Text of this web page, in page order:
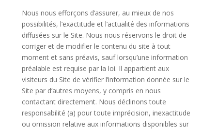
Nous nous efforçons d’assurer, au mieux de nos
possibilités, l’exactitude et l’actualité des informations
diffusées sur le Site. Nous nous réservons le droit de
corriger et de modifier le contenu du site à tout
moment et sans préavis, sauf lorsqu’une information
préalable est requise par la loi. Il appartient aux
visiteurs du Site de vérifier l’information donnée sur le
Site par d’autres moyens, y compris en nous
contactant directement. Nous déclinons toute
responsabilité (a) pour toute imprécision, inexactitude
ou omission relative aux informations disponibles sur